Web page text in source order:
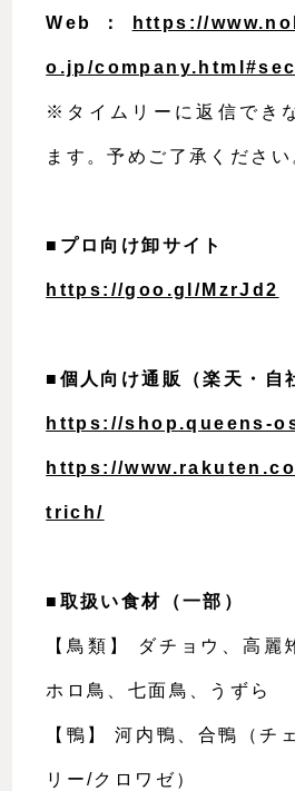
Web： https://
o.jp/
※タイムリーに返信でき
ます。予めご了承ください
■プロ向け卸サイト
https://goo.gl/MzrJd2
■個人向け通販（楽天・自
https://shop.queens-
https://
trich/
■ 取扱い食材（一部）
【鳥類】 ダチョウ、高麗
ホロ鳥、七面鳥、うずら
【鴨】 河内鴨、合鴨（チ
リー/クロワゼ）